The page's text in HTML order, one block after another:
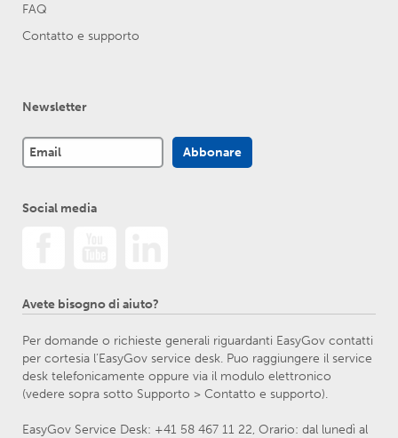
FAQ
Contatto e supporto
Newsletter
Social media
Avete bisogno di aiuto?
Per domande o richieste generali riguardanti EasyGov contatti
per cortesia l’EasyGov service desk. Puo raggiungere il service
desk telefonicamente oppure via il modulo elettronico
(vedere sopra sotto Supporto > Contatto e supporto).
EasyGov Service Desk: +41 58 467 11 22, Orario: dal lunedì al